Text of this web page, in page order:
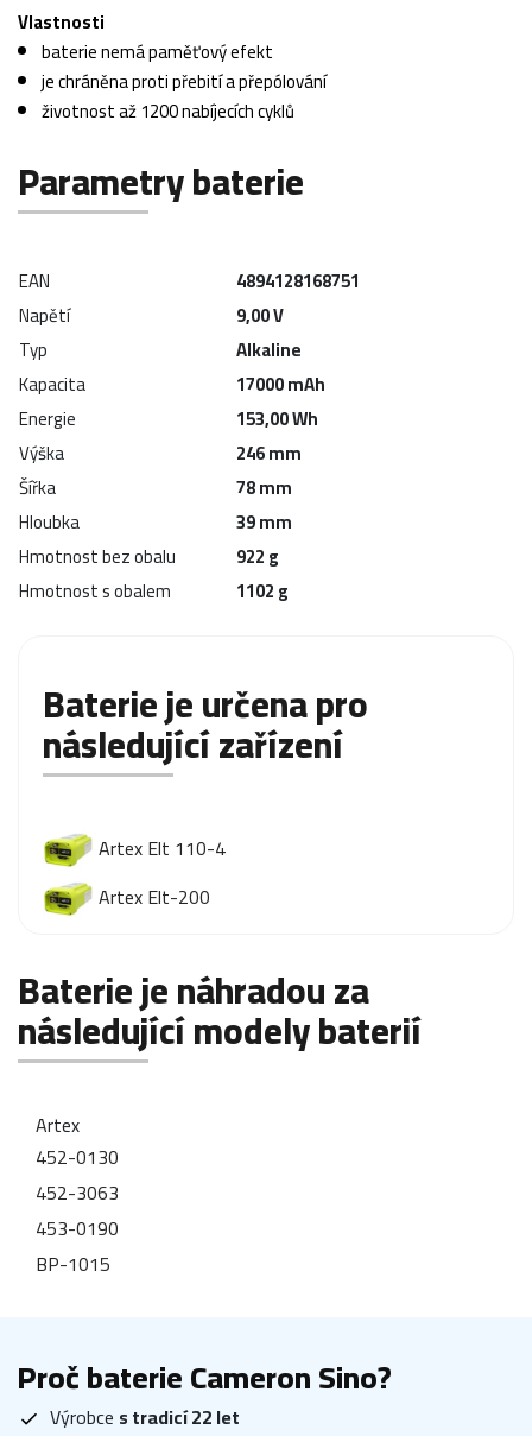
Vlastnosti
baterie nemá paměťový efekt
je chráněna proti přebití a přepólování
životnost až 1200 nabíjecích cyklů
Parametry baterie
EAN
4894128168751
Napětí
9,00 V
Typ
Alkaline
Kapacita
17000 mAh
Energie
153,00 Wh
Výška
246 mm
Šířka
78 mm
Hloubka
39 mm
Hmotnost bez obalu
922 g
Hmotnost s obalem
1102 g
Baterie je určena pro
následující zařízení
Artex Elt 110-4
Artex Elt-200
Baterie je náhradou za
následující modely baterií
Artex
452-0130
452-3063
453-0190
BP-1015
Proč baterie Cameron Sino?
Výrobce s tradicí 22 let